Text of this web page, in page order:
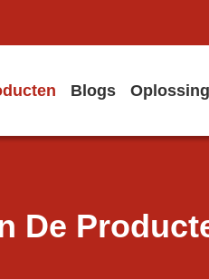
Blogs
De